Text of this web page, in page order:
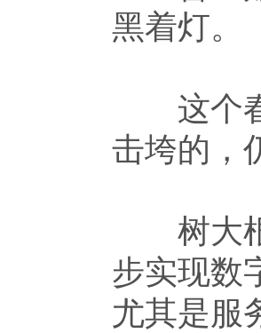
黑着灯。
这个春
击垮的，
树大根
步实现数
尤其是服